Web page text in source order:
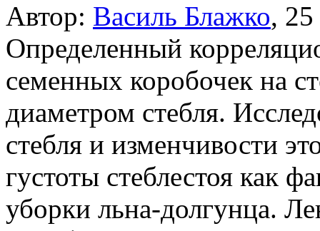
Автор: Василь Блажко,
Определенный
семенных коробочек на
диаметром стебля.
стебля и изменчивости
густоты стеблестоя как
уборки льна-долгунца.